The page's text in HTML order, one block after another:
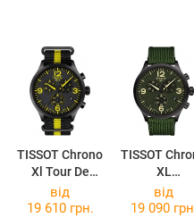
TISSOT Chrono
Xl Tour De
France
Collection
TISSOT
XL
97.00
від
19 610 грн.
від
19 090